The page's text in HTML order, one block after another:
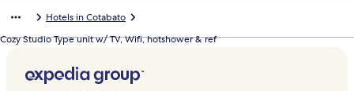
n
t
e
e
n
d
p
e
t
Hotels in Cotabato
Cozy Studio Type unit w/ TV, Wifi, hotshower & ref